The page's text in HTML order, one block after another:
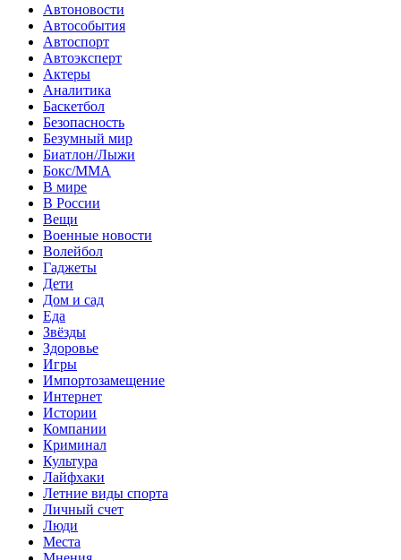
Автоновости
Автособытия
Автоспорт
Автоэксперт
Актеры
Аналитика
Баскетбол
Безопасность
Безумный мир
Биатлон/Лыжи
Бокс/MMA
В мире
В России
Вещи
Военные новости
Волейбол
Гаджеты
Дети
Дом и сад
Еда
Звёзды
Здоровье
Игры
Импортозамещение
Интернет
Истории
Компании
Криминал
Культура
Лайфхаки
Летние виды спорта
Личный счет
Люди
Места